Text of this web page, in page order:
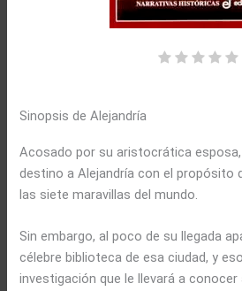
Sinopsis de Alejandría
Acosado por su aristocrática
destino a Alejandría con el propósito
las siete maravillas del mundo.
Sin embargo, al poco de su llegada
célebre biblioteca de esa ciudad, y
investigación que le llevará a